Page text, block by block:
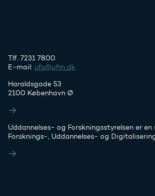
Tlf. 7231 7800
E-mail: ufs@ufm.dk
Haraldsgade 53
2100 København Ø
Uddannelses- og Forskningsstyrelsen er en
Forsknings-, Uddannelses- og